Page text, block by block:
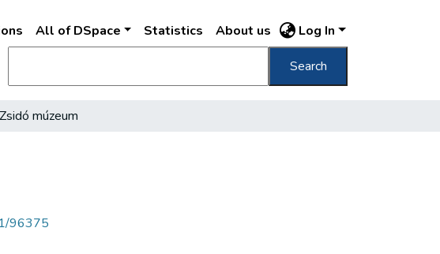
All of DSpace Statistics About us Log In
Search
múzeum
96375